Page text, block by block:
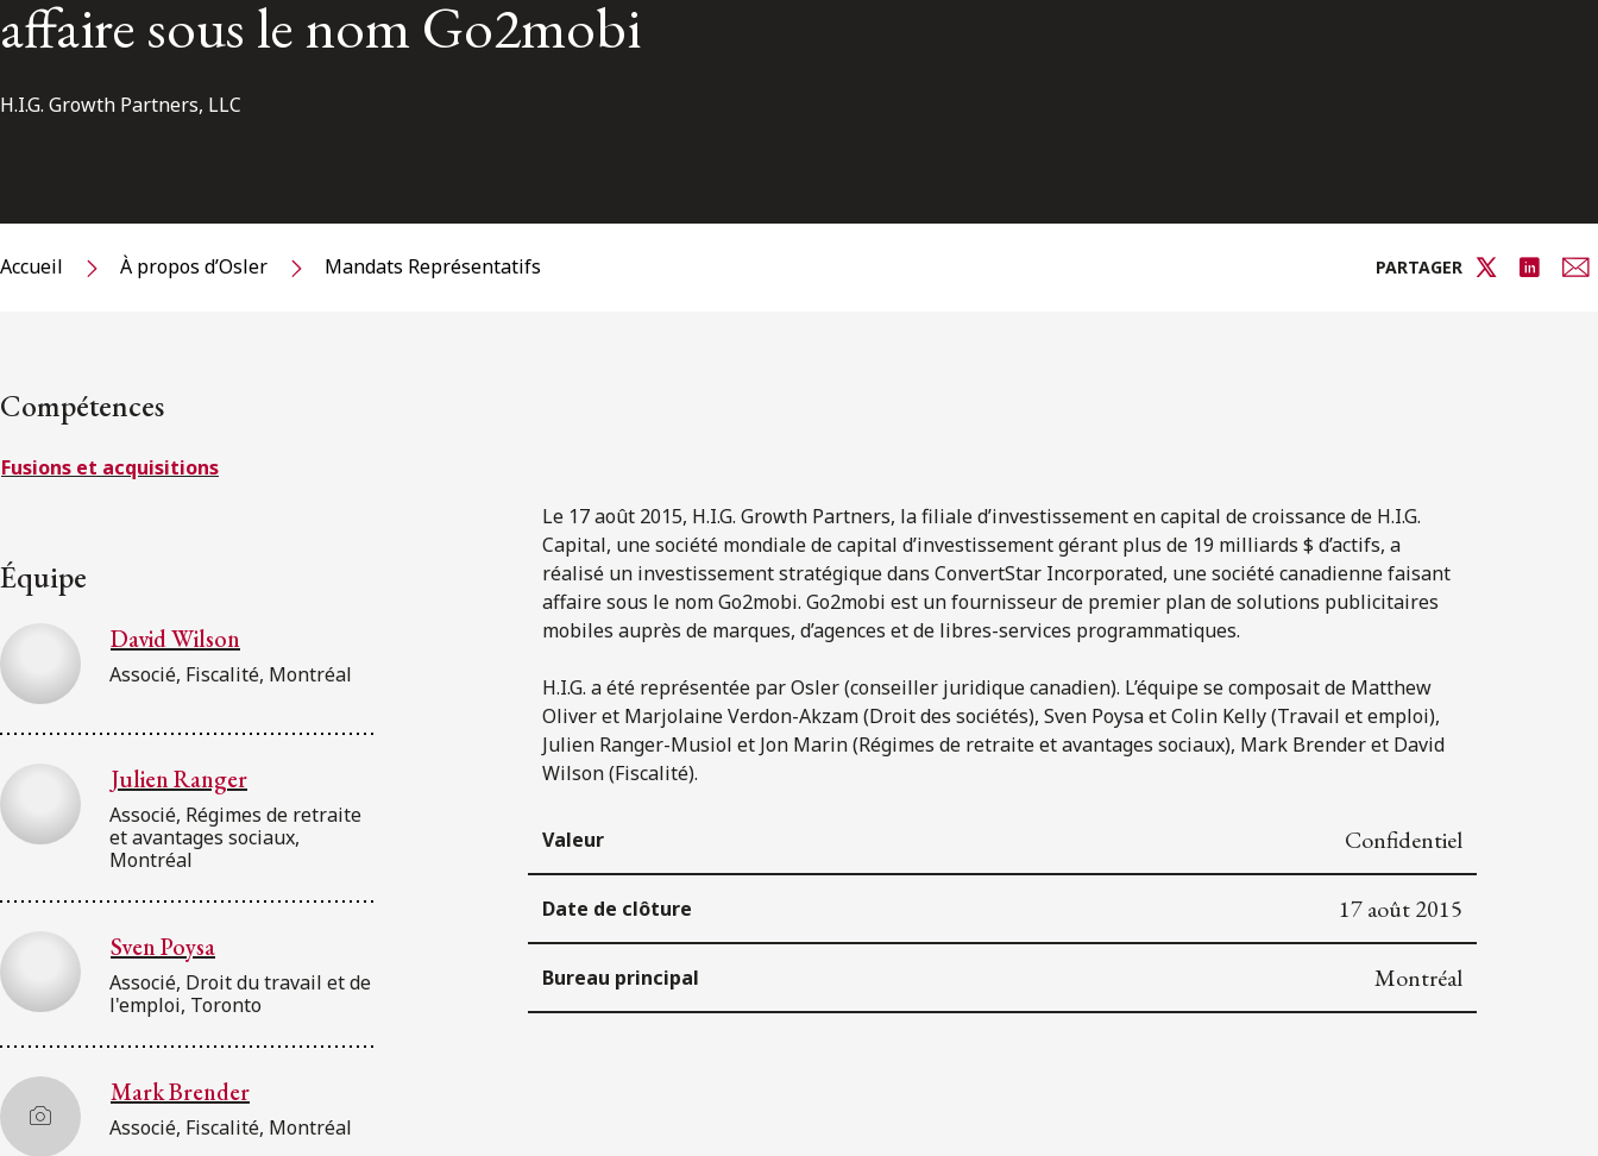
affaire sous le nom Go2mobi
H.I.G. Growth Partners, LLC
Accueil À propos d’Osler Mandats Représentatifs PARTAGER
Compétences
Fusions et acquisitions
Équipe
David Wilson
Associé, Fiscalité, Montréal
Julien Ranger
Associé, Régimes de retraite
et avantages sociaux,
Montréal
Sven Poysa
Associé, Droit du travail et de
l'emploi, Toronto
Mark Brender
Associé, Fiscalité, Montréal
Le 17 août 2015, H.I.G. Growth Partners, la filiale d’investissement en capital de croissance de H.I.G.
Capital, une société mondiale de capital d’investissement gérant plus de 19 milliards $ d’actifs, a
réalisé un investissement stratégique dans ConvertStar Incorporated, une société canadienne faisant
affaire sous le nom Go2mobi. Go2mobi est un fournisseur de premier plan de solutions publicitaires
mobiles auprès de marques, d’agences et de libres-services programmatiques.
H.I.G. a été représentée par Osler (conseiller juridique canadien). L’équipe se composait de Matthew
Oliver et Marjolaine Verdon-Akzam (Droit des sociétés), Sven Poysa et Colin Kelly (Travail et emploi),
Julien Ranger-Musiol et Jon Marin (Régimes de retraite et avantages sociaux), Mark Brender et David
Wilson (Fiscalité).
Valeur Confidentiel
Date de clôture 17 août 2015
Bureau principal Montréal